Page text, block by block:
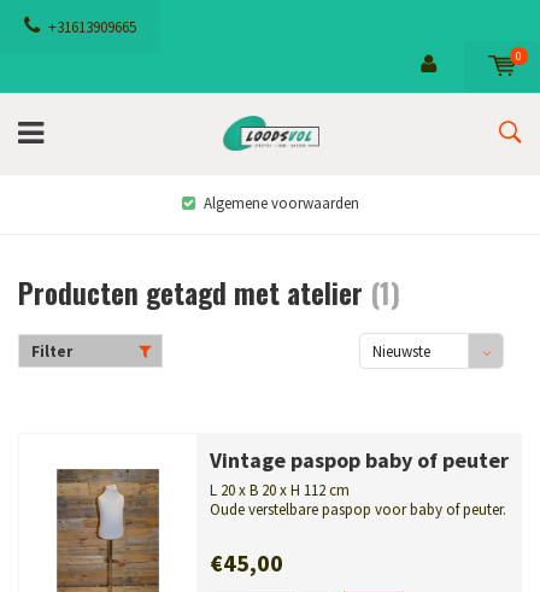
+31613909665
0
Algemene voorwaarden
Producten getagd met atelier (1)
Filter
Nieuwste
Vintage paspop baby of peuter
L 20 x B 20 x H 112 cm
Oude verstelbare paspop voor baby of peuter.
€45,00